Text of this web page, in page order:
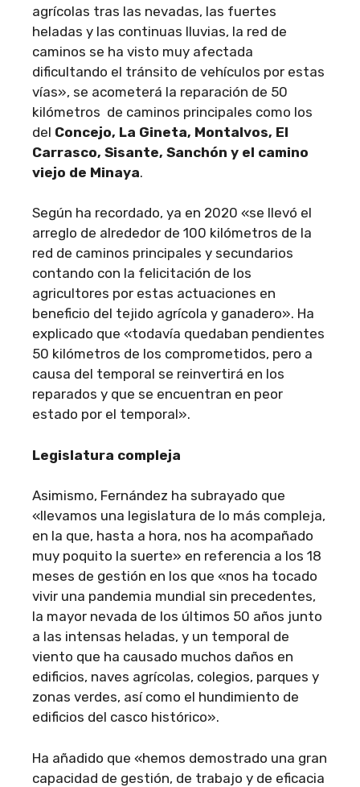
agrícolas tras las nevadas, las fuertes
heladas y las continuas lluvias, la red de
caminos se ha visto muy afectada
dificultando el tránsito de vehículos por estas
vías», se acometerá la reparación de 50
kilómetros de caminos principales como los
del Concejo, La Gineta, Montalvos, El
Carrasco, Sisante, Sanchón y el camino
viejo de Minaya.
Según ha recordado, ya en 2020 «se llevó el
arreglo de alrededor de 100 kilómetros de la
red de caminos principales y secundarios
contando con la felicitación de los
agricultores por estas actuaciones en
beneficio del tejido agrícola y ganadero». Ha
explicado que «todavía quedaban pendientes
50 kilómetros de los comprometidos, pero a
causa del temporal se reinvertirá en los
reparados y que se encuentran en peor
estado por el temporal».
Legislatura compleja
Asimismo, Fernández ha subrayado que
«llevamos una legislatura de lo más compleja,
en la que, hasta a hora, nos ha acompañado
muy poquito la suerte» en referencia a los 18
meses de gestión en los que «nos ha tocado
vivir una pandemia mundial sin precedentes,
la mayor nevada de los últimos 50 años junto
a las intensas heladas, y un temporal de
viento que ha causado muchos daños en
edificios, naves agrícolas, colegios, parques y
zonas verdes, así como el hundimiento de
edificios del casco histórico».
Ha añadido que «hemos demostrado una gran
capacidad de gestión, de trabajo y de eficacia